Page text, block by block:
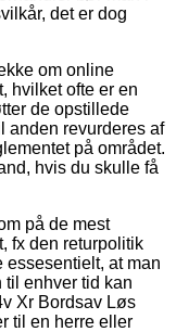
det er dog
om online
hvilket ofte er en
de opstillede
anden revurderes af
på området.
hvis du skulle få
på de mest
fx den returpolitik
essesentielt, at man
til enhver tid kan
Xr Bordsav Løs
til en herre eller